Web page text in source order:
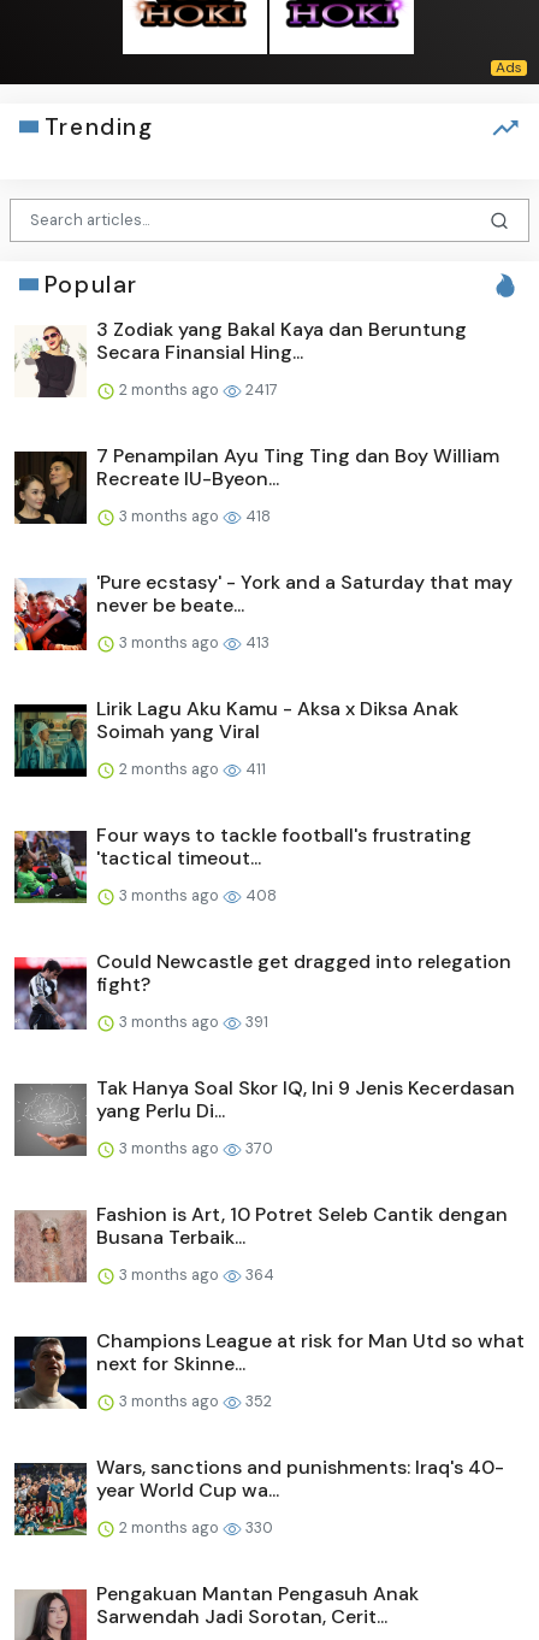
Trending
Popular
3 Zodiak yang Bakal Kaya dan Beruntung
Secara Finansial Hing...
2 months ago 2417
7 Penampilan Ayu Ting Ting dan Boy William
Recreate IU-Byeon...
3 months ago 418
'Pure ecstasy' - York and a Saturday that may
never be beate...
3 months ago 413
Lirik Lagu Aku Kamu - Aksa x Diksa Anak
Soimah yang Viral
2 months ago 411
Four ways to tackle football's frustrating
'tactical timeout...
3 months ago 408
Could Newcastle get dragged into relegation
fight?
3 months ago 391
Tak Hanya Soal Skor IQ, Ini 9 Jenis Kecerdasan
yang Perlu Di...
3 months ago 370
Fashion is Art, 10 Potret Seleb Cantik dengan
Busana Terbaik...
3 months ago 364
Champions League at risk for Man Utd so what
next for Skinne...
3 months ago 352
Wars, sanctions and punishments: Iraq's 40-
year World Cup wa...
2 months ago 330
Pengakuan Mantan Pengasuh Anak
Sarwendah Jadi Sorotan, Cerit...